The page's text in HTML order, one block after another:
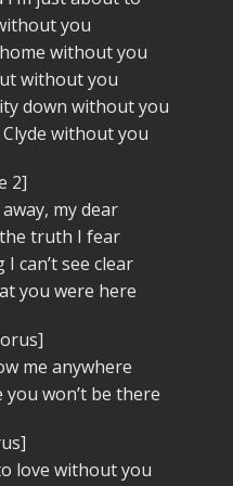
you
without you
without you
down without you
Clyde without you
2]
my dear
truth I fear
can’t see clear
you were here
me anywhere
won’t be there
love without you